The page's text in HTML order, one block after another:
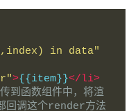
in data"
>{{item}}</li>
函数组件中，将渲
回调这个render方法